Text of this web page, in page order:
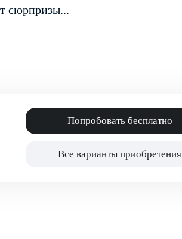
сюрпризы...
Попробовать бесплатно
Все варианты приобретения